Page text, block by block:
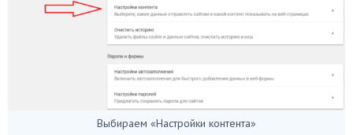
Выбираем «Настройки контента»